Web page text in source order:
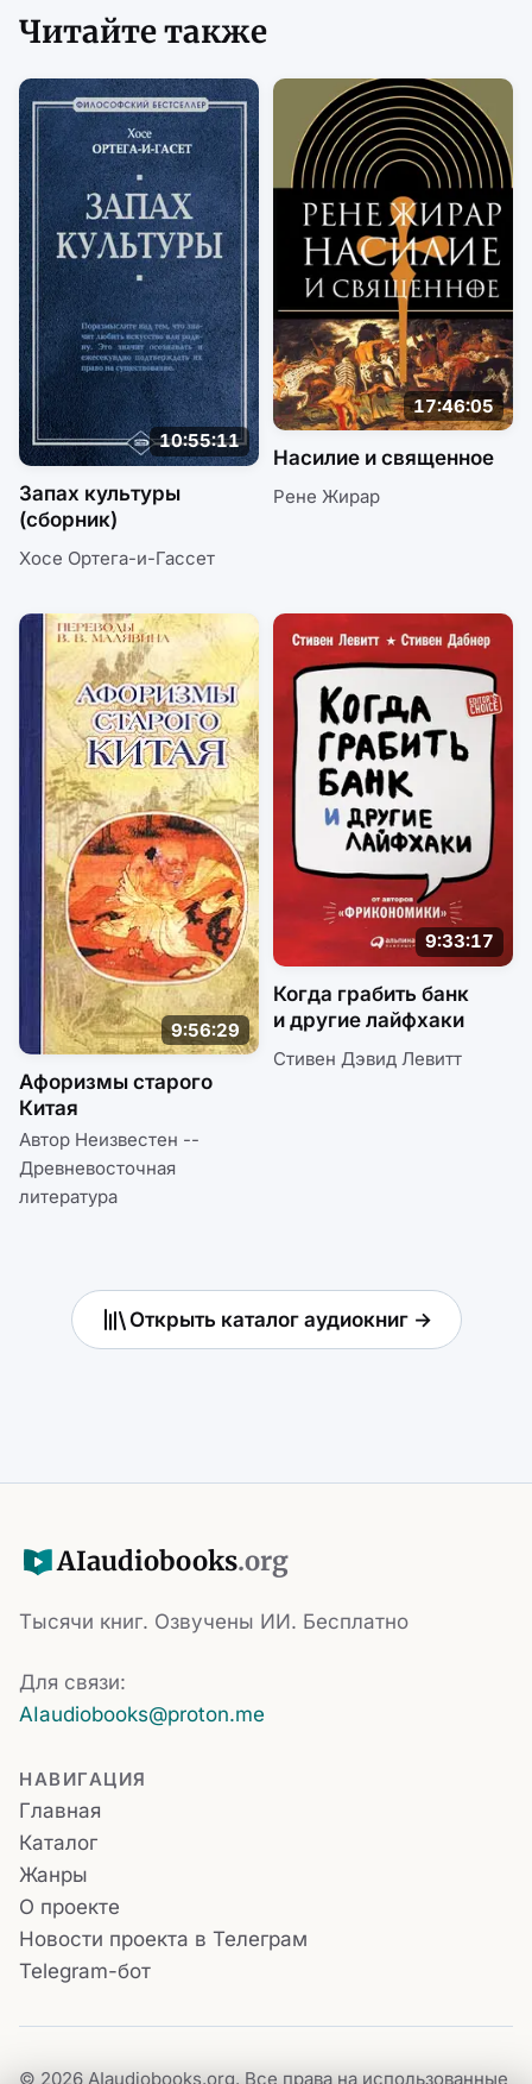
Читайте также
10:55:11
Запах культуры
(сборник)
Хосе Ортега-и-Гассет
17:46:05
Насилие и священное
Рене Жирар
9:56:29
Афоризмы старого
Китая
Автор Неизвестен --
Древневосточная
литература
9:33:17
Когда грабить банк
и другие лайфхаки
Стивен Дэвид Левитт
Открыть каталог аудиокниг →
AIaudiobooks.org
Тысячи книг. Озвучены ИИ. Бесплатно
Для связи:
AIaudiobooks@proton.me
НАВИГАЦИЯ
Главная
Каталог
Жанры
О проекте
Новости проекта в Телеграм
Telegram-бот
© 2026 AIaudiobooks.org. Все права на использованные